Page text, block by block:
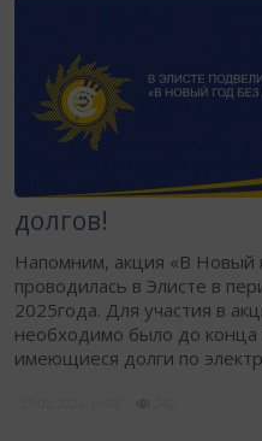
долгов!
Напомним, акция «В Новый
проводилась в Элисте в
2025года. Для участия в
необходимо было до конца
имеющиеся долги по